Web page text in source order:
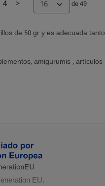
4 > de 49
de 50 gr y es adecuada
amigurumis ,
EU.